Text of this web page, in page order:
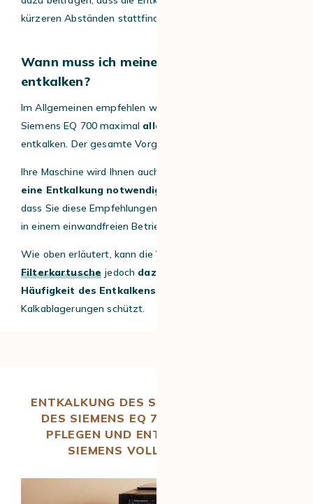
kürzeren Abständen stattfinden.
Wann muss ich meinen Siemens EQ 700
entkalken?
Im Allgemeinen empfehlen wir Ihnen trotzdem, Ihren
Siemens EQ 700 maximal alle 2 bis 3 Monate
entkalken. Der gesamte Vorgang dauert etwa 35 Minuten.
Ihre Maschine wird Ihnen auch anzeigen,
eine Entkalkung notwendig ist
dass Sie diese Empfehlungen befolgen, um Ihre Maschine
in einem einwandfreien Betriebszustand zu halten.
Wie oben erläutert, kann dieVerwendung einer
Filterkartusche jedoch dazu beitragen, die
Häufigkeit des Entkalkens zu verringern
Kalkablagerungen schützt.
ENTKALKUNG DES SIEMENS EQ 700 UND
DES SIEMENS EQ 700 INTEGRAL: WIE
PFLEGEN UND ENTKALKEN SIE IHRE
SIEMENS VOLLAUTOMATEN?